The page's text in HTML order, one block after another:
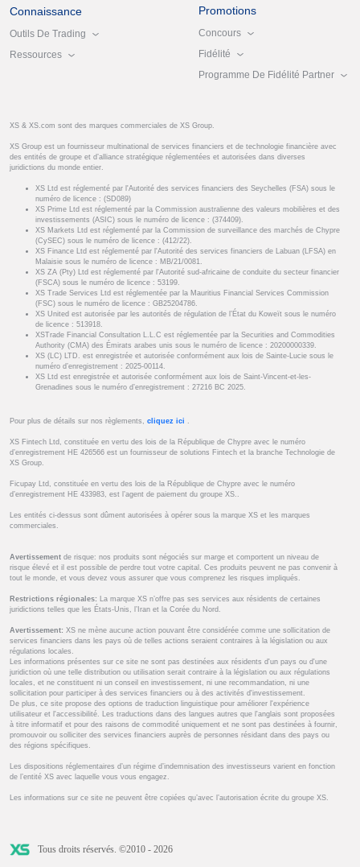
Connaissance
Outils De Trading
Ressources
Promotions
Concours
Fidélité
Programme De Fidélité Partner
XS & XS.com sont des marques commerciales de XS Group.
XS Group est un fournisseur multinational de services financiers et de technologie financière avec
des entités de groupe et d’alliance stratégique réglementées et autorisées dans diverses
juridictions du monde entier.
XS Ltd est réglementé par l'Autorité des services financiers des Seychelles (FSA) sous le
numéro de licence : (SD089)
XS Prime Ltd est réglementé par la Commission australienne des valeurs mobilières et des
investissements (ASIC) sous le numéro de licence : (374409).
XS Markets Ltd est réglementé par la Commission de surveillance des marchés de Chypre
(CySEC) sous le numéro de licence : (412/22).
XS Finance Ltd est réglementé par l'Autorité des services financiers de Labuan (LFSA) en
Malaisie sous le numéro de licence : MB/21/0081.
XS ZA (Pty) Ltd est réglementé par l'Autorité sud-africaine de conduite du secteur financier
(FSCA) sous le numéro de licence : 53199.
XS Trade Services Ltd est réglementée par la Mauritius Financial Services Commission
(FSC) sous le numéro de licence : GB25204786.
XS United est autorisée par les autorités de régulation de l’État du Koweït sous le numéro
de licence : 513918.
XSTrade Financial Consultation L.L.C est réglementée par la Securities and Commodities
Authority (CMA) des Émirats arabes unis sous le numéro de licence : 20200000339.
XS (LC) LTD. est enregistrée et autorisée conformément aux lois de Sainte-Lucie sous le
numéro d’enregistrement : 2025-00114.
XS Ltd est enregistrée et autorisée conformément aux lois de Saint-Vincent-et-les-
Grenadines sous le numéro d’enregistrement : 27216 BC 2025.
Pour plus de détails sur nos règlements, cliquez ici .
XS Fintech Ltd, constituée en vertu des lois de la République de Chypre avec le numéro
d’enregistrement HE 426566 est un fournisseur de solutions Fintech et la branche Technologie de
XS Group.
Ficupay Ltd, constituée en vertu des lois de la République de Chypre avec le numéro
d’enregistrement HE 433983, est l’agent de paiement du groupe XS..
Les entités ci-dessus sont dûment autorisées à opérer sous la marque XS et les marques
commerciales.
Avertissement de risque: nos produits sont négociés sur marge et comportent un niveau de
risque élevé et il est possible de perdre tout votre capital. Ces produits peuvent ne pas convenir à
tout le monde, et vous devez vous assurer que vous comprenez les risques impliqués.
Restrictions régionales: La marque XS n’offre pas ses services aux résidents de certaines
juridictions telles que les États-Unis, l’Iran et la Corée du Nord.
Avertissement: XS ne mène aucune action pouvant être considérée comme une sollicitation de
services financiers dans les pays où de telles actions seraient contraires à la législation ou aux
régulations locales.
Les informations présentes sur ce site ne sont pas destinées aux résidents d'un pays ou d'une
juridiction où une telle distribution ou utilisation serait contraire à la législation ou aux régulations
locales, et ne constituent ni un conseil en investissement, ni une recommandation, ni une
sollicitation pour participer à des services financiers ou à des activités d'investissement.
De plus, ce site propose des options de traduction linguistique pour améliorer l'expérience
utilisateur et l'accessibilité. Les traductions dans des langues autres que l'anglais sont proposées
à titre informatif et pour des raisons de commodité uniquement et ne sont pas destinées à fournir,
promouvoir ou solliciter des services financiers auprès de personnes résidant dans des pays ou
des régions spécifiques.
Les dispositions réglementaires d’un régime d’indemnisation des investisseurs varient en fonction
de l’entité XS avec laquelle vous vous engagez.
Les informations sur ce site ne peuvent être copiées qu’avec l’autorisation écrite du groupe XS.
Tous droits réservés. ©2010 - 2026